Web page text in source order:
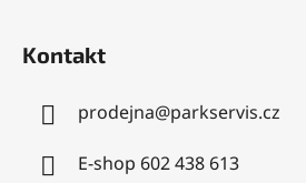
Kontakt
prodejna@parkservis.cz
E-shop 602 438 613